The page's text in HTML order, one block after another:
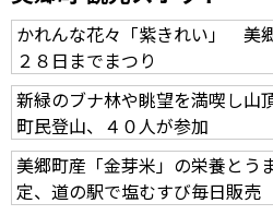
かれんな花々「紫きれい」 美
２８日までまつり
新緑のブナ林や眺望を満喫し
町民登山、４０人が参加
美郷町産「金芽米」の栄養と
定、道の駅で塩むすび毎日販売